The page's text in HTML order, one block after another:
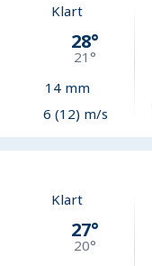
Klart
28°
21°
14mm
6 (12) m/s
Klart
27°
20°